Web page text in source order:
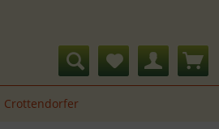
Crottendorfer